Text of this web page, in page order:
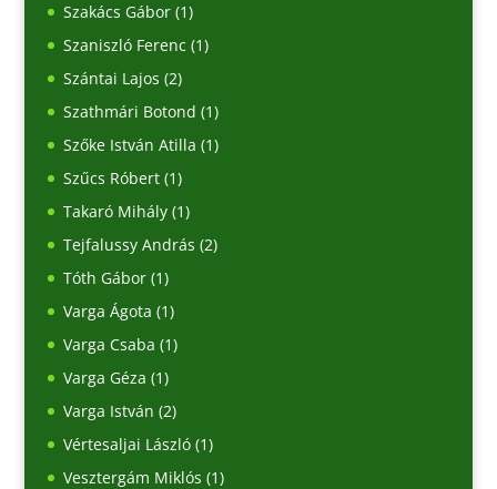
Szakács Gábor(1)
Szaniszló Ferenc (1)
Szántai Lajos (2)
Szathmári Botond (1)
Szőke István Atilla (1)
Szűcs Róbert(1)
Takaró Mihály(1)
Tejfalussy András (2)
Tóth Gábor(1)
Varga Ágota (1)
Varga Csaba (1)
Varga Géza (1)
Varga István (2)
Vértesaljai László(1)
Vesztergám Miklós (1)